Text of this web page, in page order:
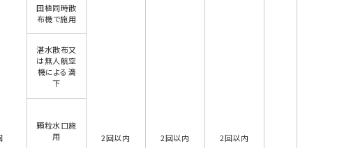
田植同時散
布機で施用
2回以内 2回以内 2回以内
湛水散布又
は無人航空
機による滴
下
顆粒水口施
用